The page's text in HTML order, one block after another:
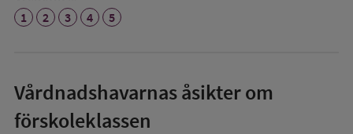
1
2 3 4 5
Vårdnadshavarnas åsikter om
förskoleklassen